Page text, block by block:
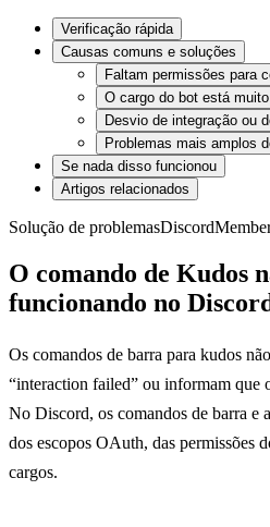
Verificação rápida
Causas comuns e soluções
Faltam permissões para
O cargo do bot está
Desvio de integração ou
Problemas mais amplos
Se nada disso funcionou
Artigos relacionados
Solução de problemasDiscord
O comando de Kudos
funcionando no
Os comandos de barra para kudos
“interaction failed” ou informam que
No Discord, os comandos de barra e
dos escopos OAuth, das permissões
cargos.